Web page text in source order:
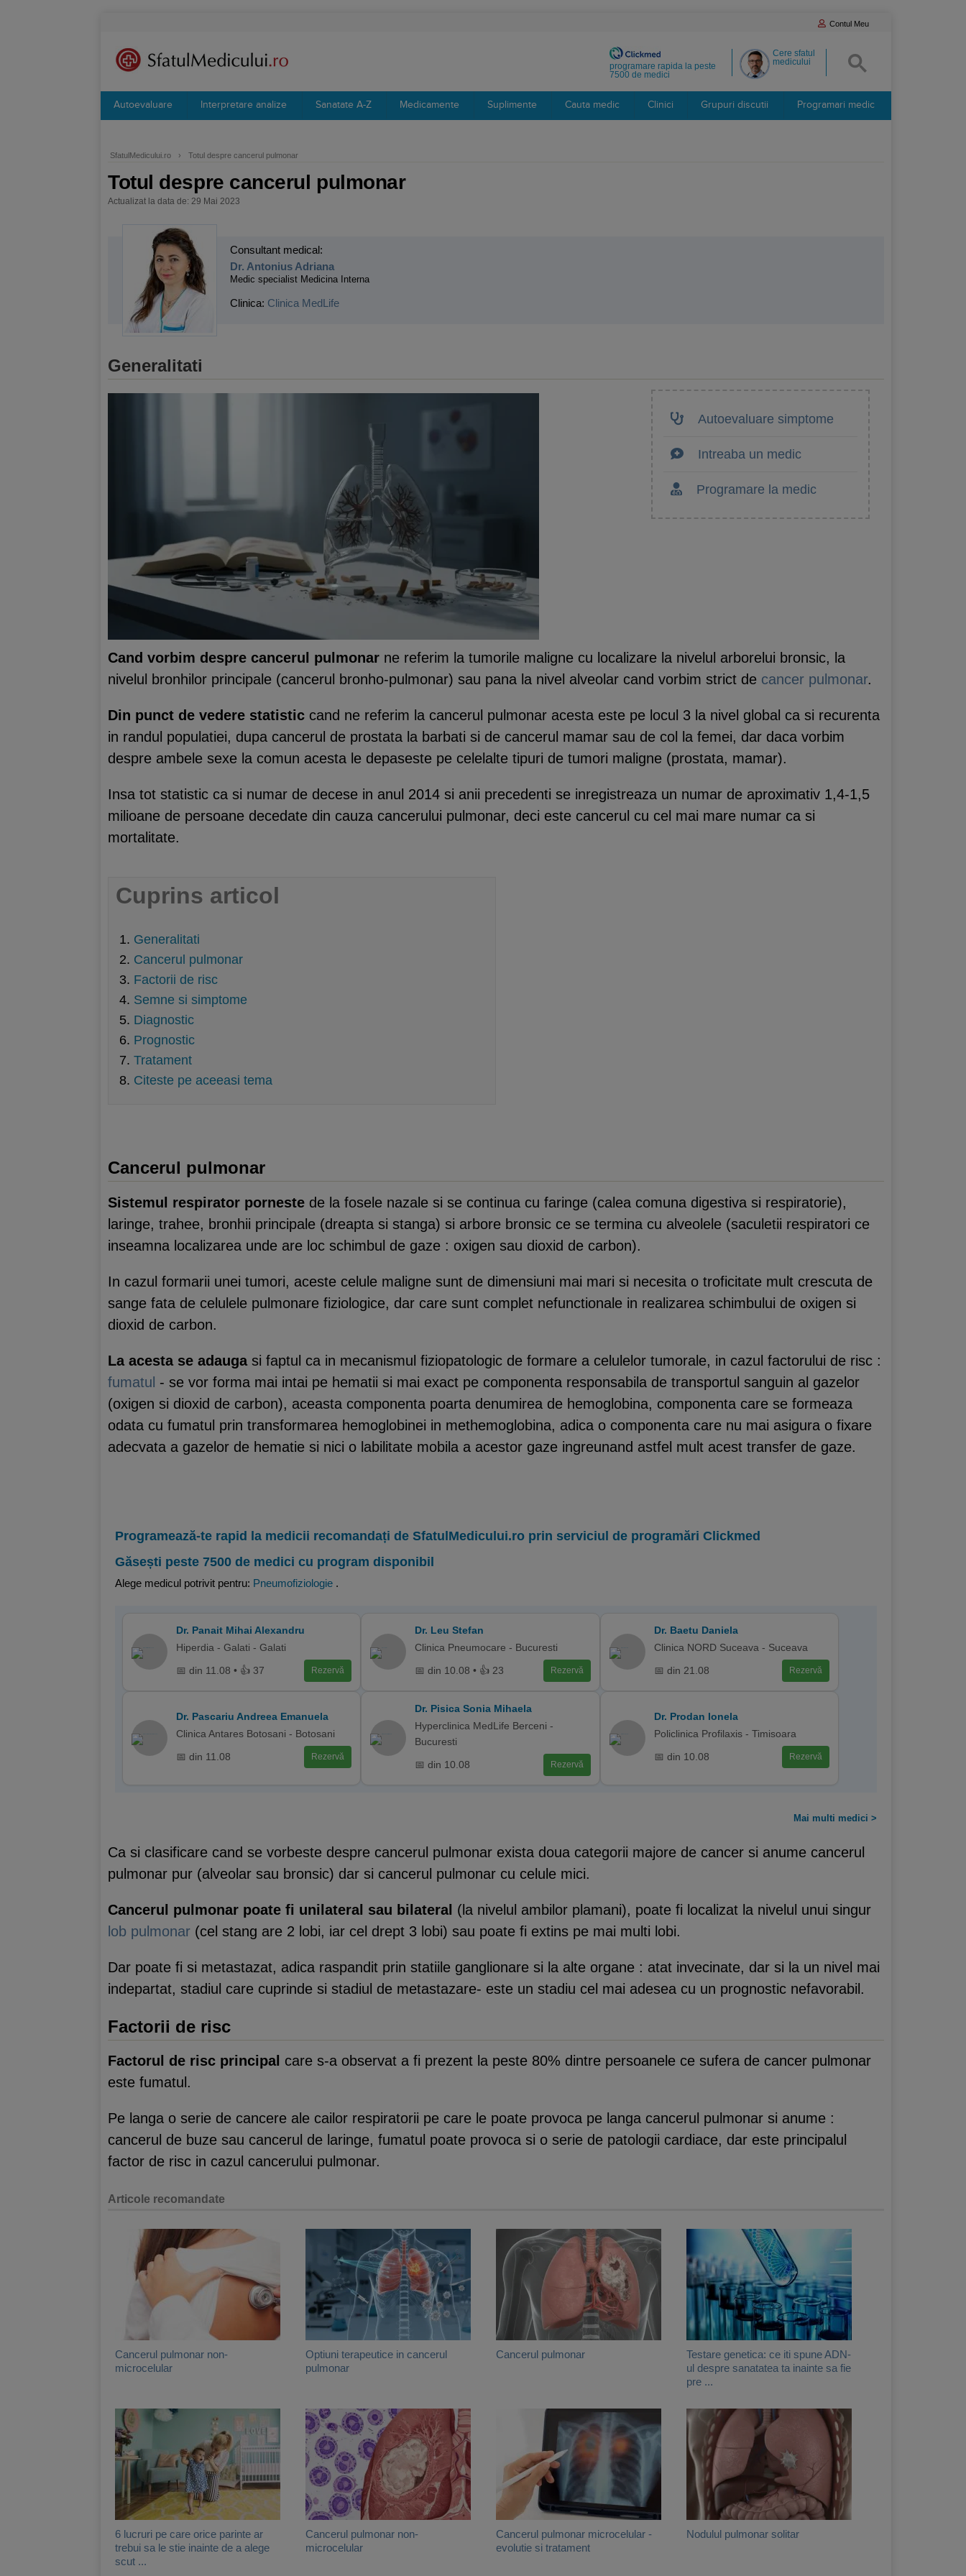
Contul Meu
Cere sfatul
medicului
programare rapida la peste
7500 de medici
Autoevaluare Interpretare analize Sanatate A-Z Medicamente Suplimente Cauta medic Clinici Grupuri discutii Programari medic
SfatulMedicului.ro › Totul despre cancerul pulmonar
Totul despre cancerul pulmonar
Actualizat la data de: 29 Mai 2023
Consultant medical:
Dr. Antonius Adriana
Medic specialist Medicina Interna
Clinica: Clinica MedLife
Generalitati
Autoevaluare simptome
Intreaba un medic
Programare la medic
Cand vorbim despre cancerul pulmonar ne referim la tumorile maligne cu localizare la nivelul arborelui bronsic, la
nivelul bronhilor principale (cancerul bronho-pulmonar) sau pana la nivel alveolar cand vorbim strict de cancer pulmonar.
Din punct de vedere statistic cand ne referim la cancerul pulmonar acesta este pe locul 3 la nivel global ca si recurenta
in randul populatiei, dupa cancerul de prostata la barbati si de cancerul mamar sau de col la femei, dar daca vorbim
despre ambele sexe la comun acesta le depaseste pe celelalte tipuri de tumori maligne (prostata, mamar).
Insa tot statistic ca si numar de decese in anul 2014 si anii precedenti se inregistreaza un numar de aproximativ 1,4-1,5
milioane de persoane decedate din cauza cancerului pulmonar, deci este cancerul cu cel mai mare numar ca si
mortalitate.
Cuprins articol
Generalitati
Cancerul pulmonar
Factorii de risc
Semne si simptome
Diagnostic
Prognostic
Tratament
Citeste pe aceeasi tema
Cancerul pulmonar
Sistemul respirator porneste de la fosele nazale si se continua cu faringe (calea comuna digestiva si respiratorie),
laringe, trahee, bronhii principale (dreapta si stanga) si arbore bronsic ce se termina cu alveolele (saculetii respiratori ce
inseamna localizarea unde are loc schimbul de gaze : oxigen sau dioxid de carbon).
In cazul formarii unei tumori, aceste celule maligne sunt de dimensiuni mai mari si necesita o troficitate mult crescuta de
sange fata de celulele pulmonare fiziologice, dar care sunt complet nefunctionale in realizarea schimbului de oxigen si
dioxid de carbon.
La acesta se adauga si faptul ca in mecanismul fiziopatologic de formare a celulelor tumorale, in cazul factorului de risc :
fumatul - se vor forma mai intai pe hematii si mai exact pe componenta responsabila de transportul sanguin al gazelor
(oxigen si dioxid de carbon), aceasta componenta poarta denumirea de hemoglobina, componenta care se formeaza
odata cu fumatul prin transformarea hemoglobinei in methemoglobina, adica o componenta care nu mai asigura o fixare
adecvata a gazelor de hematie si nici o labilitate mobila a acestor gaze ingreunand astfel mult acest transfer de gaze.
Programează-te rapid la medicii recomandați de SfatulMedicului.ro prin serviciul de programări Clickmed
Găsești peste 7500 de medici cu program disponibil
Alege medicul potrivit pentru: Pneumofiziologie .
Dr. Panait Mihai Alexandru
Hiperdia - Galati - Galati
📅 din 11.08 • 👍 37 Rezervă
Dr. Leu Stefan
Clinica Pneumocare - Bucuresti
📅 din 10.08 • 👍 23 Rezervă
Dr. Baetu Daniela
Clinica NORD Suceava - Suceava
📅 din 21.08 Rezervă
Dr. Pascariu Andreea Emanuela
Clinica Antares Botosani - Botosani
📅 din 11.08 Rezervă
Dr. Pisica Sonia Mihaela
Hyperclinica MedLife Berceni -
Bucuresti
📅 din 10.08 Rezervă
Dr. Prodan Ionela
Policlinica Profilaxis - Timisoara
📅 din 10.08 Rezervă
Mai multi medici >
Ca si clasificare cand se vorbeste despre cancerul pulmonar exista doua categorii majore de cancer si anume cancerul
pulmonar pur (alveolar sau bronsic) dar si cancerul pulmonar cu celule mici.
Cancerul pulmonar poate fi unilateral sau bilateral (la nivelul ambilor plamani), poate fi localizat la nivelul unui singur
lob pulmonar (cel stang are 2 lobi, iar cel drept 3 lobi) sau poate fi extins pe mai multi lobi.
Dar poate fi si metastazat, adica raspandit prin statiile ganglionare si la alte organe : atat invecinate, dar si la un nivel mai
indepartat, stadiul care cuprinde si stadiul de metastazare- este un stadiu cel mai adesea cu un prognostic nefavorabil.
Factorii de risc
Factorul de risc principal care s-a observat a fi prezent la peste 80% dintre persoanele ce sufera de cancer pulmonar
este fumatul.
Pe langa o serie de cancere ale cailor respiratorii pe care le poate provoca pe langa cancerul pulmonar si anume :
cancerul de buze sau cancerul de laringe, fumatul poate provoca si o serie de patologii cardiace, dar este principalul
factor de risc in cazul cancerului pulmonar.
Articole recomandate
Cancerul pulmonar non-
microcelular
Optiuni terapeutice in cancerul
pulmonar
Cancerul pulmonar
Testare genetica: ce iti spune ADN-
ul despre sanatatea ta inainte sa fie
pre ...
6 lucruri pe care orice parinte ar
trebui sa le stie inainte de a alege
scut ...
Cancerul pulmonar non-
microcelular
Cancerul pulmonar microcelular -
evolutie si tratament
Nodulul pulmonar solitar